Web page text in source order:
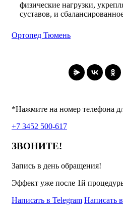
физические нагрузки,
суставов, и
Ортопед Тюмень
*Нажмите на номер телефона
+7 3452 500-617
ЗВОНИТЕ!
Запись в день обращения!
Эффект уже после 1й
Написать в Telegram Написать